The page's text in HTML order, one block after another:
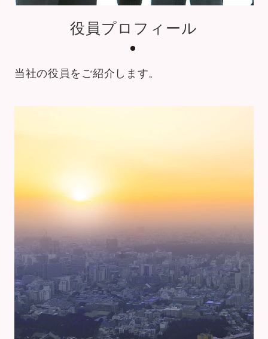
役員プロフィール
当社の役員をご紹介します。